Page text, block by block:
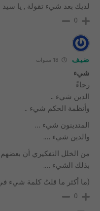
لديك بعد شيء تقولة , يا سيد
0
ضيف 18 سنوات
شيء
رجاءً
الدين شيء ..
وأنظمة الحكم شيء ..
المتدينون شيء …
والدين شيء ….
من الخلل التفكيري أن
بذلك الشيء ….
(ما أكثر ما قلتُ كلمة شيء
0